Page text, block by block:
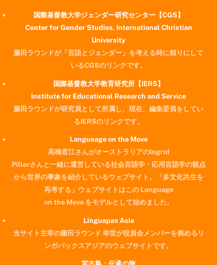
国際基督教大学ジェンダー研究センター【CGS】
Center for Gender Studies, International Christian
University
藤田ラウンドが「言語とジェンダー」を考える時に頼りにして
いるCGSのリンクです。
国際基督教大学教育研究所【IERS】
Institute for Educational Research and Service
藤田ラウンドが研究員として所属し、現在、編集委員をしてい
るIERSのリンクです。
Langueage on the Move
高橋君江さんがオーストラリアのIngrid
Pillerさんと一緒に運営している社会言語学・応用言語学の観点
から世界の事象を紹介しているウェブサイト。「多文化共生を
再考する」ウェブサイトはこの Language
on the Move をモデルとして始めました。
Linguapax Asia
当サイト主宰の藤田ラウンド 幸世が役員会メンバーを務めるリ
ンガパックスアジアのウェブサイトです。